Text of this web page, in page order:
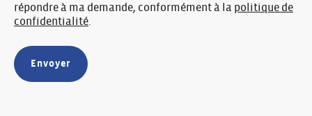
répondre à ma demande, conformément à la politique de
confidentialité